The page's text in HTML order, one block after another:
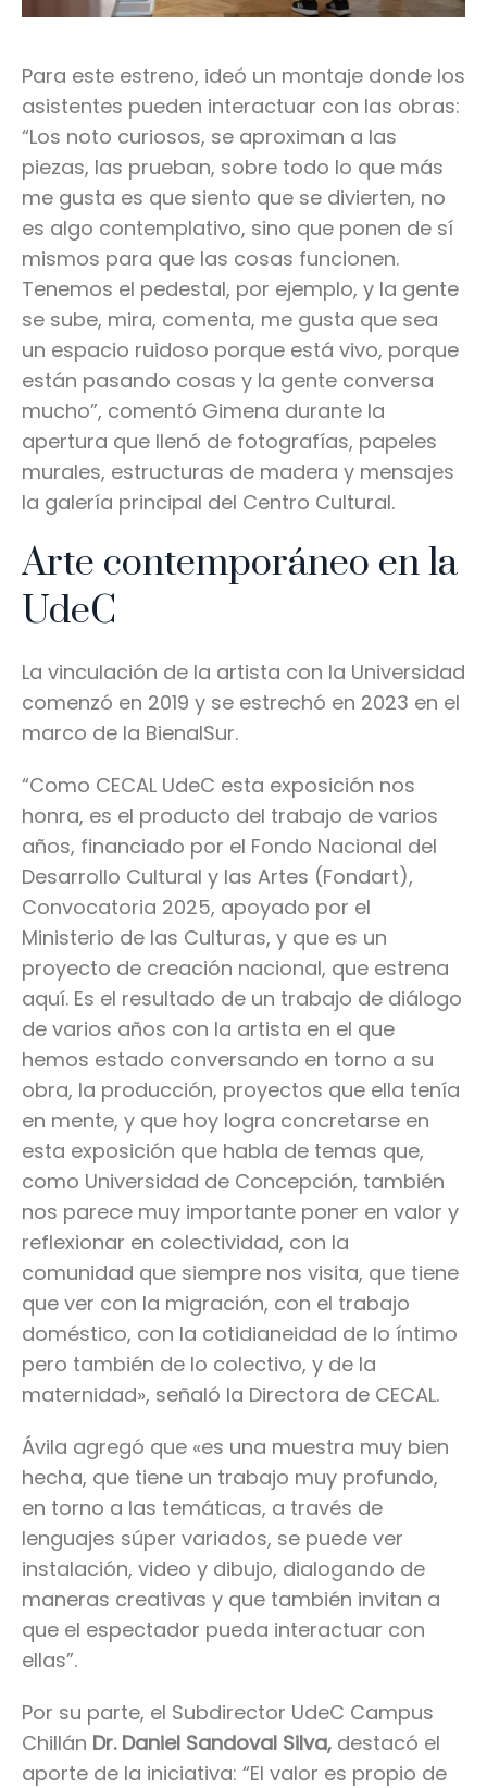
Para este estreno, ideó un montaje donde los
asistentes pueden interactuar con las obras:
“Los noto curiosos, se aproximan a las
piezas, las prueban, sobre todo lo que más
me gusta es que siento que se divierten, no
es algo contemplativo, sino que ponen de sí
mismos para que las cosas funcionen.
Tenemos el pedestal, por ejemplo, y la gente
se sube, mira, comenta, me gusta que sea
un espacio ruidoso porque está vivo, porque
están pasando cosas y la gente conversa
mucho”, comentó Gimena durante la
apertura que llenó de fotografías, papeles
murales, estructuras de madera y mensajes
la galería principal del Centro Cultural.
Arte contemporáneo en la
UdeC
La vinculación de la artista con la Universidad
comenzó en 2019 y se estrechó en 2023 en el
marco de la BienalSur.
“Como CECAL UdeC esta exposición nos
honra, es el producto del trabajo de varios
años, financiado por el Fondo Nacional del
Desarrollo Cultural y las Artes (Fondart),
Convocatoria 2025, apoyado por el
Ministerio de las Culturas, y que es un
proyecto de creación nacional, que estrena
aquí. Es el resultado de un trabajo de diálogo
de varios años con la artista en el que
hemos estado conversando en torno a su
obra, la producción, proyectos que ella tenía
en mente, y que hoy logra concretarse en
esta exposición que habla de temas que,
como Universidad de Concepción, también
nos parece muy importante poner en valor y
reflexionar en colectividad, con la
comunidad que siempre nos visita, que tiene
que ver con la migración, con el trabajo
doméstico, con la cotidianeidad de lo íntimo
pero también de lo colectivo, y de la
maternidad», señaló la Directora de CECAL.
Ávila agregó que «es una muestra muy bien
hecha, que tiene un trabajo muy profundo,
en torno a las temáticas, a través de
lenguajes súper variados, se puede ver
instalación, video y dibujo, dialogando de
maneras creativas y que también invitan a
que el espectador pueda interactuar con
ellas”.
Por su parte, el Subdirector UdeC Campus
Chillán Dr. Daniel Sandoval Silva, destacó el
aporte de la iniciativa: “El valor es propio de